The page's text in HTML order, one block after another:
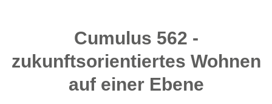
Cumulus 562 -
zukunftsorientiertes Wohnen
auf einer Ebene